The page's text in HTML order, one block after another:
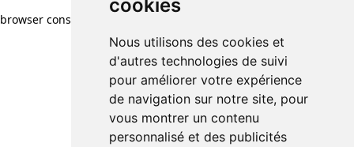
cookies
Nous utilisons des cookies et
d'autres technologies de suivi
pour améliorer votre expérience
de navigation sur notre site, pour
vous montrer un contenu
personnalisé et des publicités
browser console for more information)